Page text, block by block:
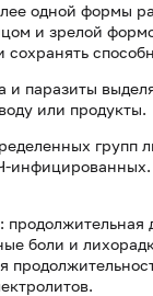
одной формы
и зрелой
паразиты
или продукты.
групп
боли и